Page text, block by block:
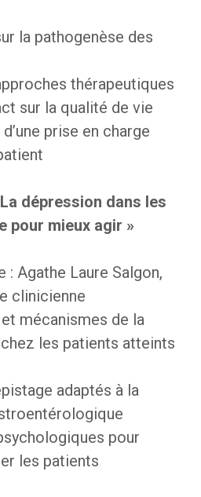
la pathogenèse des
thérapeutiques
sur la qualité de vie
prise en charge
dépression dans les
pour mieux agir »
: Agathe Laure Salgon,
clinicienne
mécanismes de la
les patients atteints
adaptés à la
pour
les patients